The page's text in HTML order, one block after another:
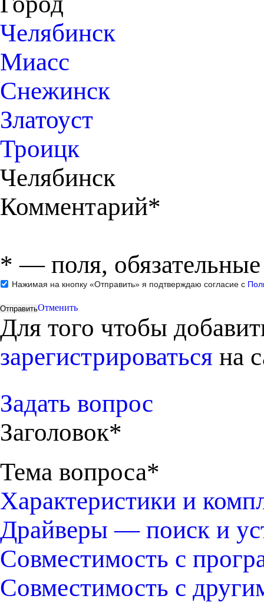
Челябинск
Миасс
Снежинск
Златоуст
Троицк
Челябинск
Комментарий*
* — поля,
Нажимая на кнопку «Отправить» я подтверждаю согласие с
Отменить
Для того чтобы
зарегистрироваться на
Задать вопрос
Заголовок*
Тема вопроса*
Характеристики и
Драйверы — поиск и
Совместимость с
Совместимость с